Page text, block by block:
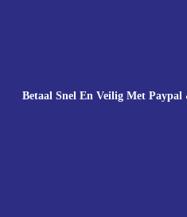
Betaal Snel En Veilig Met Paypal